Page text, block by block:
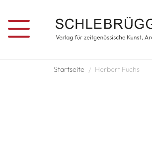
Pfadnavigation
Startseite Herbert Fuchs